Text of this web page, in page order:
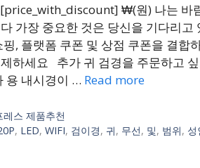
[price_with_discount] ₩(원) 나는 바
가장 중요한 것은 당신을 기다리
, 플랫폼 쿠폰 및 상점 쿠폰을 결합
하세요 추가 귀 검경을 주문하고
용 내시경이 … Read more
레스 제품추천
, LED,WIFI, 검이경, 귀, 무선, 및, 범위, 성